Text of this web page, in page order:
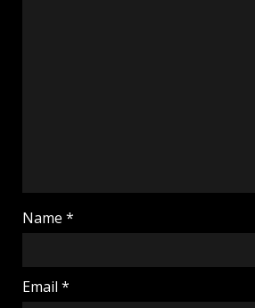
Name *
Email *